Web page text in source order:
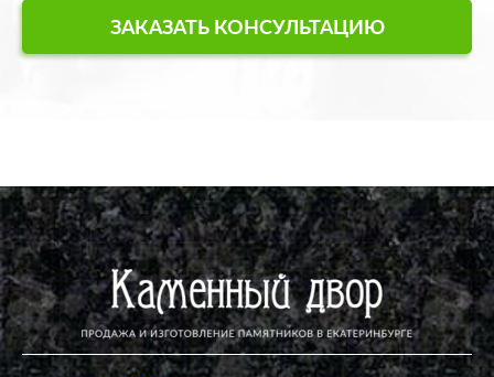
ЗАКАЗАТЬ КОНСУЛЬТАЦИЮ